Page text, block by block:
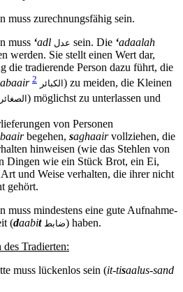
muss zurechnungsfähig sein.
muss ‘adl عدل sein. Die ‘adaalah
werden. Sie stellt einen Wert dar,
die tradierende Person dazu führt, die
2 الكبائر) zu meiden, die Kleinen
الصغائر) möglichst zu unterlassen und
von Personen
begehen, saghaairvollziehen, die
hinweisen (wie das Stehlen von
Dingen wie ein Stück Brot, ein Ei,
und Weise verhalten, die ihrer nicht
gehört.
muss mindestens eine gute Aufnahme-
(daabit ضابط) haben.
Tradierten:
muss lückenlos sein (it-tisaalus-sand